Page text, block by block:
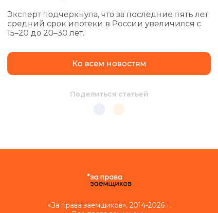
Эксперт подчеркнула, что за последние пять лет
средний срок ипотеки в России увеличился с
15–20 до 20–30 лет.
Ко всем новостям
Поделиться статьей
«За права заемщиков», 2014-2026 г.